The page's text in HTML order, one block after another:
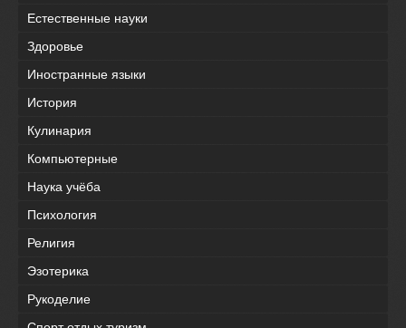
Естественные науки
Здоровье
Иностранные языки
История
Кулинария
Компьютерные
Наука учёба
Психология
Религия
Эзотерика
Рукоделие